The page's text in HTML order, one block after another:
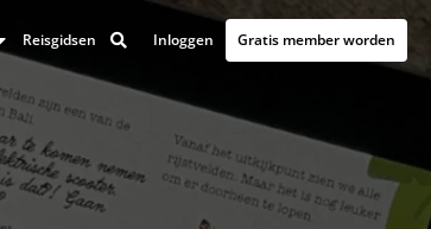
Reisgidsen Inloggen Gratis member worden